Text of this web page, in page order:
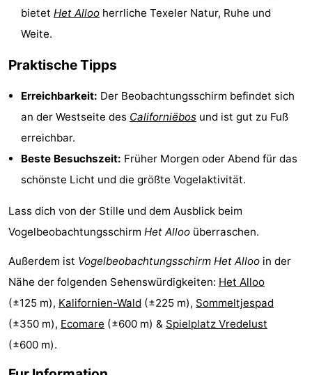
Park
Buytenveldt
Texel
Kustpark
Texel
Sluftervallei
Strandhuys
Villapark
Residentie
-
Villapark
Hotels
(mit
Frühstück)
Lastminutes
Strand
bietet Het Alloo herrliche Texeler Natur, Ruhe und
Weite.
Praktische Tipps
Erreichbarkeit: Der Beobachtungsschirm befindet sich
an der Westseite des Californiëbos und ist gut zu Fuß
erreichbar.
Beste Besuchszeit: Früher Morgen oder Abend für das
schönste Licht und die größte Vogelaktivität.
Lass dich von der Stille und dem Ausblick beim
Vogelbeobachtungsschirm Het Alloo überraschen.
Außerdem ist Vogelbeobachtungsschirm Het Alloo in der
Nähe der folgenden Sehenswürdigkeiten: Het Alloo
(±125 m), Kalifornien-Wald (±225 m), Sommeltjespad
(±350 m), Ecomare (±600 m) & Spielplatz Vredelust
(±600 m).